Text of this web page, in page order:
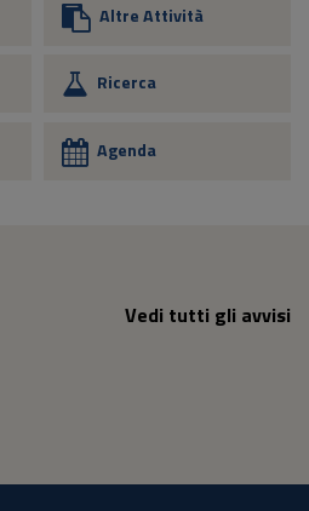
Altre Attività
Ricerca
Agenda
Vedi tutti gli avvisi